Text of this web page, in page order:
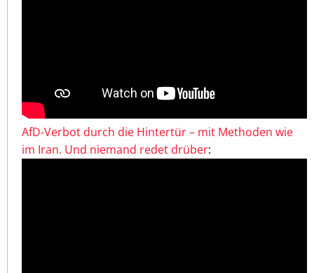
AfD-Verbot durch die Hintertür – mit Methoden wie
im Iran. Und niemand redet drüber: